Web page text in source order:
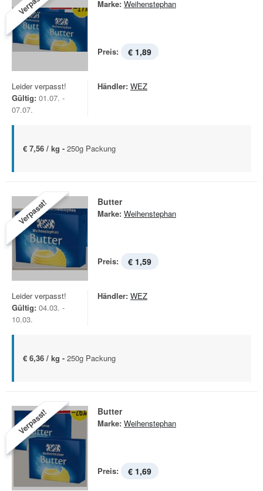
Marke: Weihenstephan
Preis: € 1,89
Leider verpasst!
Gültig: 01.07. -
07.07.
Händler: WEZ
€ 7,56 / kg - 250g Packung
Verpasst! Butter
Marke: Weihenstephan
Preis: € 1,59
Leider verpasst!
Gültig: 04.03. -
10.03.
Händler: WEZ
€ 6,36 / kg - 250g Packung
Verpasst! Butter
Marke: Weihenstephan
Preis: € 1,69